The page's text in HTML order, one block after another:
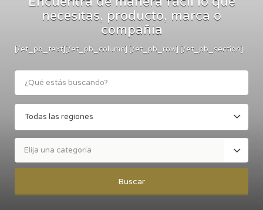
necesitas, producto, marca o
compañia
[/et_pb_text][/et_pb_column] [/et_pb_row] [/et_pb_section]
Elija una categoría
Buscar